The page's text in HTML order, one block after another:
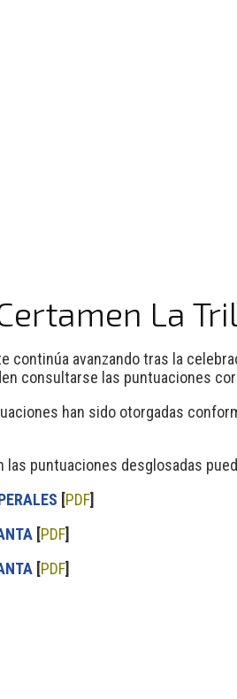
La
continúa avanzando tras la
consultarse las puntuaciones
han sido otorgadas
puntuaciones desglosadas
[PDF]
[PDF]
[PDF]